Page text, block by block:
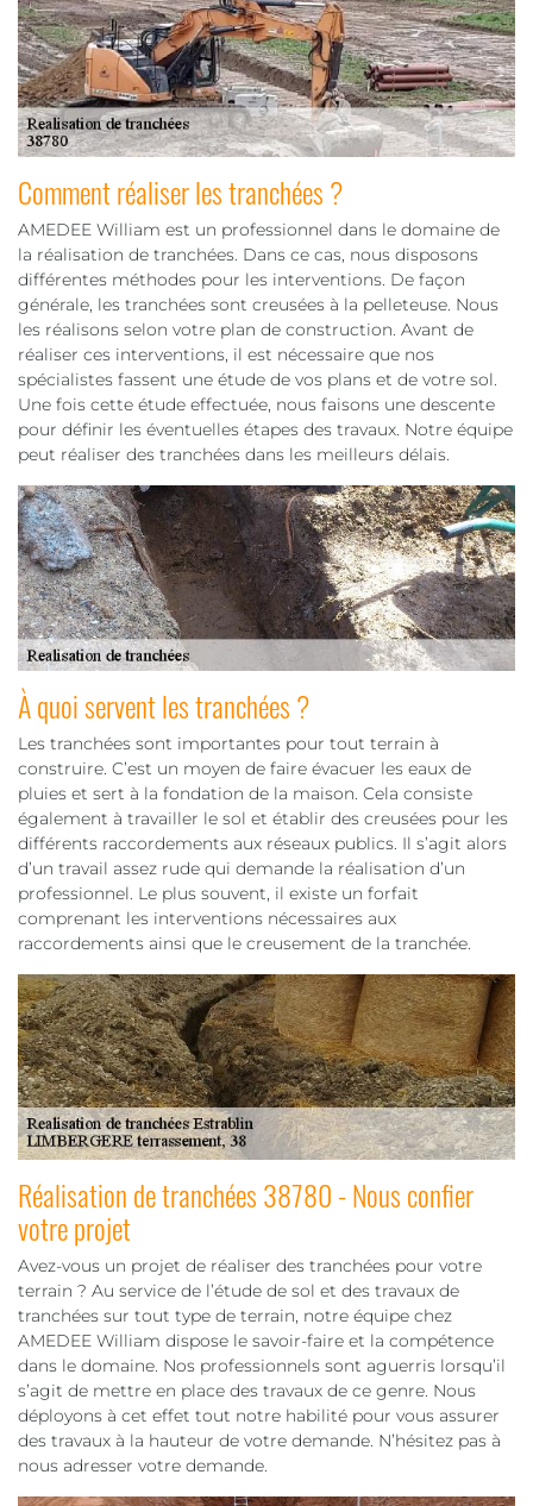
Comment réaliser les tranchées ?
AMEDEE William est un professionnel dans le domaine de
la réalisation de tranchées. Dans ce cas, nous disposons
différentes méthodes pour les interventions. De façon
générale, les tranchées sont creusées à la pelleteuse. Nous
les réalisons selon votre plan de construction. Avant de
réaliser ces interventions, il est nécessaire que nos
spécialistes fassent une étude de vos plans et de votre sol.
Une fois cette étude effectuée, nous faisons une descente
pour définir les éventuelles étapes des travaux. Notre équipe
peut réaliser des tranchées dans les meilleurs délais.
À quoi servent les tranchées ?
Les tranchées sont importantes pour tout terrain à
construire. C’est un moyen de faire évacuer les eaux de
pluies et sert à la fondation de la maison. Cela consiste
également à travailler le sol et établir des creusées pour les
différents raccordements aux réseaux publics. Il s’agit alors
d’un travail assez rude qui demande la réalisation d’un
professionnel. Le plus souvent, il existe un forfait
comprenant les interventions nécessaires aux
raccordements ainsi que le creusement de la tranchée.
Réalisation de tranchées 38780 - Nous confier
votre projet
Avez-vous un projet de réaliser des tranchées pour votre
terrain ? Au service de l’étude de sol et des travaux de
tranchées sur tout type de terrain, notre équipe chez
AMEDEE William dispose le savoir-faire et la compétence
dans le domaine. Nos professionnels sont aguerris lorsqu’il
s’agit de mettre en place des travaux de ce genre. Nous
déployons à cet effet tout notre habilité pour vous assurer
des travaux à la hauteur de votre demande. N’hésitez pas à
nous adresser votre demande.